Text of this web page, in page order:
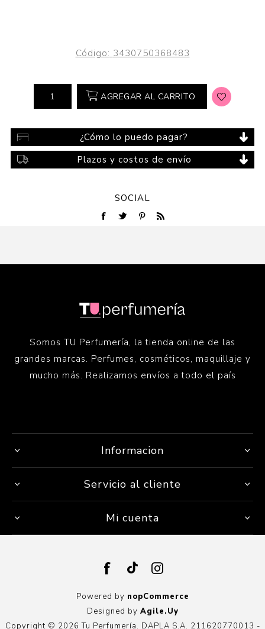
Código: 3430750368483
AGREGAR AL CARRITO
¿Cómo lo puedo pagar?
Plazos y costos de envío
SOCIAL
Somos TU Perfumería, la tienda online de las
grandes marcas. Perfumes, cosméticos, maquillaje y
mucho más. Realizamos envíos a todo el país
Informacion
Servicio al cliente
Mi cuenta
Powered by nopCommerce
Designed by Agile.Uy
Copyright © 2026 Tu Perfumería. DAPLA S.A. 211620770013 -